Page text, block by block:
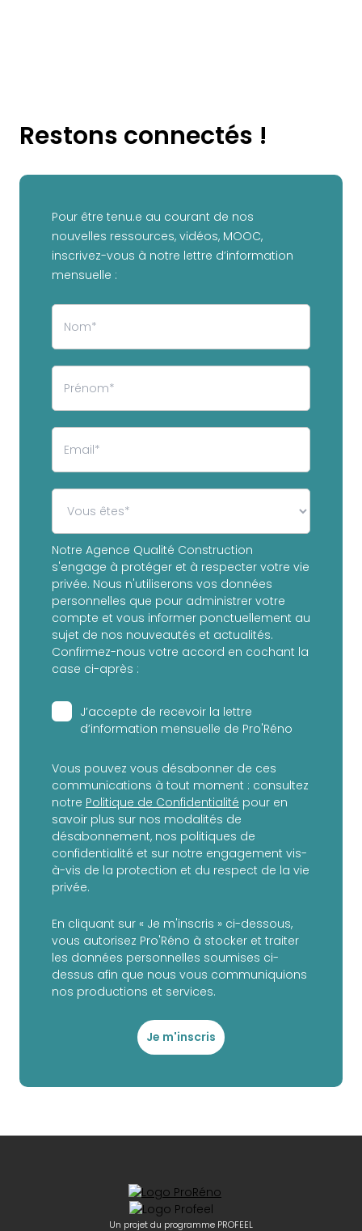
Restons connectés !
Pour être tenu.e au courant de nos
nouvelles ressources, vidéos, MOOC,
inscrivez-vous à notre lettre d’information
mensuelle :
Notre Agence Qualité Construction
s'engage à protéger et à respecter votre vie
privée. Nous n'utiliserons vos données
personnelles que pour administrer votre
compte et vous informer ponctuellement au
sujet de nos nouveautés et actualités.
Confirmez-nous votre accord en cochant la
case ci-après :
J’accepte de recevoir la lettre
d’information mensuelle de Pro'Réno
Vous pouvez vous désabonner de ces
communications à tout moment : consultez
notre Politique de Confidentialité pour en
savoir plus sur nos modalités de
désabonnement, nos politiques de
confidentialité et sur notre engagement vis-
à-vis de la protection et du respect de la vie
privée.
En cliquant sur « Je m'inscris » ci-dessous,
vous autorisez Pro'Réno à stocker et traiter
les données personnelles soumises ci-
dessus afin que nous vous communiquions
nos productions et services.
Je m'inscris
Un projet du programme PROFEEL